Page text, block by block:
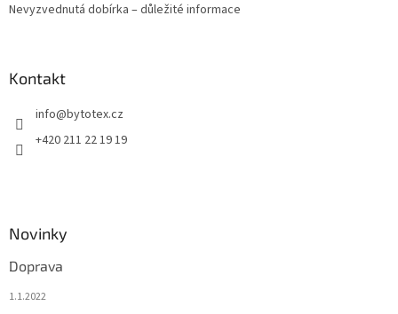
Nevyzvednutá dobírka – důležité informace
Kontakt
info@bytotex.cz
+420 211 22 19 19
Novinky
Doprava
1.1.2022